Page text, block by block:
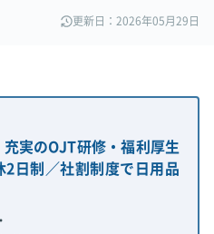
更新日：2026年05月29日
充実のOJT研修・福利厚生
2日制／社割制度で日用品